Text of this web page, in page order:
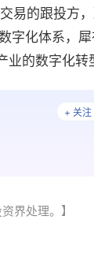
易的跟投方
字化体系，
业的数字化转
+ 关注
界处理。】